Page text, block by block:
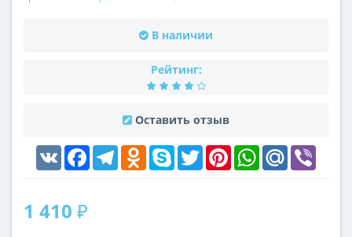
В наличии
Рейтинг:
Оставить отзыв
VK FacebookTelegramOdnoklassniki
Skype Twitter PinterestWhatsAppMail.Ru
1 410 ₽